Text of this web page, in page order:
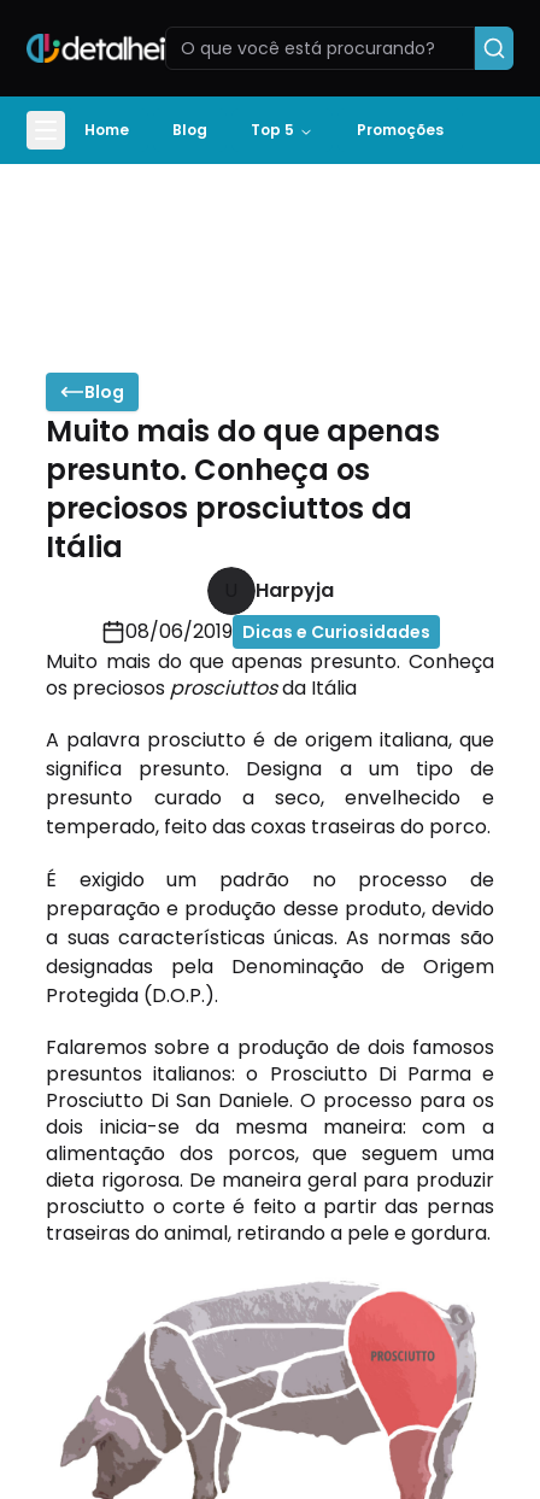
Home Blog Top 5 Promoções
Blog
Muito mais do que apenas
presunto. Conheça os
preciosos prosciuttos da
Itália
Harpyja
08/06/2019 Dicas e Curiosidades
Muito mais do que apenas presunto. Conheça
os preciosos prosciuttosda Itália
A palavra prosciutto é de origem italiana, que
significa presunto. Designa a um tipo de
presunto curado a seco, envelhecido e
temperado, feito das coxas traseiras do porco.
É exigido um padrão no processo de
preparação e produção desse produto, devido
a suas características únicas. As normas são
designadas pela Denominação de Origem
Protegida (D.O.P.).
Falaremos sobre a produção de dois famosos
presuntos italianos: o Prosciutto Di Parmae
Prosciutto Di San Daniele. O processo para os
dois inicia-se da mesma maneira: com a
alimentação dos porcos, que seguem uma
dieta rigorosa. De maneira geral para produzir
prosciutto o corte é feito a partir das pernas
traseiras do animal, retirando a pele e gordura.